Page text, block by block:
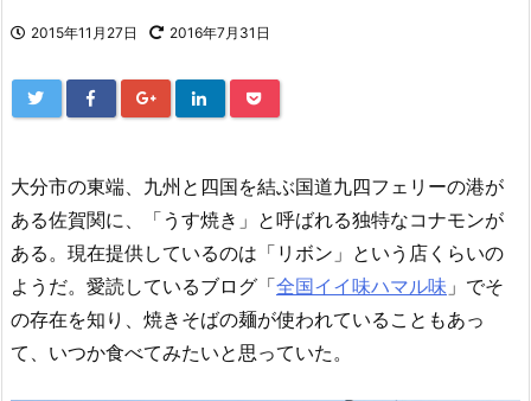
2015年11月27日 2016年7月31日
大分市の東端、九州と四国を結ぶ国道九四フェリーの港が
ある佐賀関に、「うす焼き」と呼ばれる独特なコナモンが
ある。現在提供しているのは「リボン」という店くらいの
ようだ。愛読しているブログ「全国イイ味ハマル味 」でそ
の存在を知り、焼きそばの麺が使われていることもあっ
て、いつか食べてみたいと思っていた。